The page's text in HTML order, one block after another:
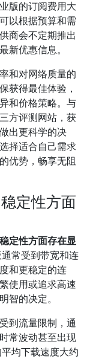
版的订阅费用大
以根据预算和需
商会不定期推出
新优惠信息。
和对网络质量的
获得最佳体验，
和价格策略。与
方评测网站，获
出更科学的决
择适合自己需求
优势，畅享无阻
定性方面
定性方面存在显
常受到带宽和连
和更稳定的连
使用或追求高速
智的决定。
到流量限制，通
常波动甚至出现
均下载速度大约